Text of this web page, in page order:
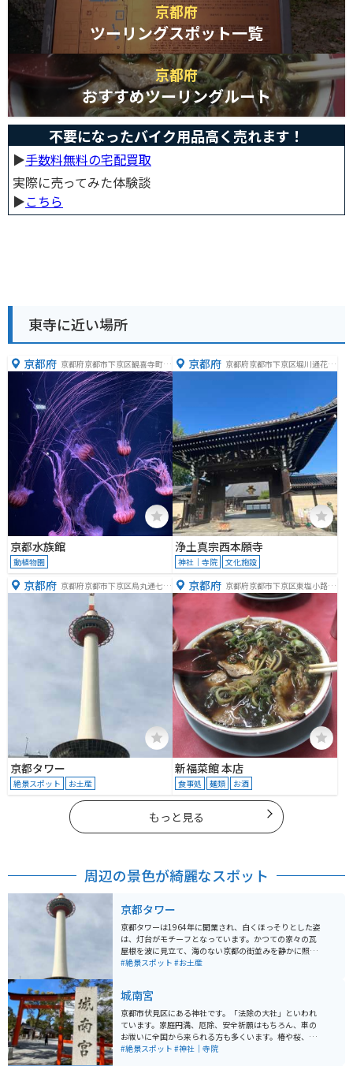
京都府
ツーリングスポット一覧
京都府
おすすめツーリングルート
不要になったバイク用品高く売れます！
▶︎手数料無料の宅配買取
実際に売ってみた体験談
▶︎こちら
東寺に近い場所
京都府 京都府京都市下京区観喜寺町３
５−１
京都水族館
動植物園
京都府 京都府京都市下京区堀川通花屋
浄土真宗西本願寺
神社｜寺院 文化施設
京都府 京都府京都市下京区烏丸通七条
下る東塩小路町721-1
京都タワー
絶景スポット お土産
京都府 京都府京都市下京区東塩小路向
畑町５６９
新福菜館 本店
食事処 麺類 お酒
もっと見る
周辺の景色が綺麗なスポット
京都タワー
京都タワーは1964年に開業され、白くほっそりとした姿
は、灯台がモチーフとなっています。かつての家々の瓦
屋根を波に見立て、海のない京都の街並みを静かに照ら
し続けています。 京都市街で一番高く、地上100メート
京都の絶景を楽しむことができます。
#絶景スポット #お土産
城南宮
京都市伏見区にある神社です。「法除の大社」といわれ
ています。家庭円満、厄除、安全祈願はもちろん、車の
お祓いに全国から来られる方も多くいます。椿や桜、
藤、紅葉など四季折々の景色が見られる園庭は「曲水の
#絶景スポット #神社｜寺院